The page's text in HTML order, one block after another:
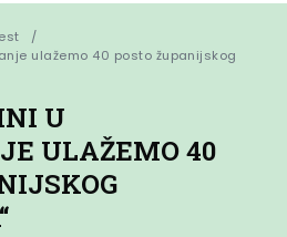
ulažemo 40 posto županijskog
U
ULAŽEMO 40